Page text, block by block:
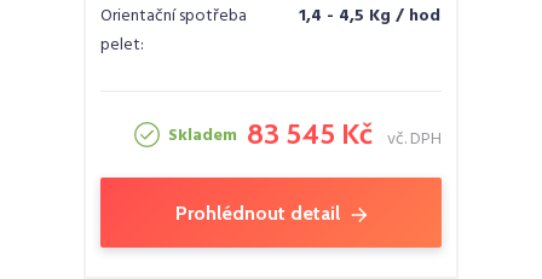
Orientační spotřeba
pelet:
1,4 - 4,5 Kg / hod
Skladem 83 545 Kč vč. DPH
Prohlédnout detail